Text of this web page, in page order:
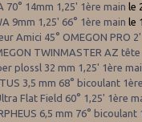
70° 14mm 1,25' 1ère main le
9mm 1,25' 66° 1ère main le
Amici 45° OMEGON PRO
TWINMASTER AZ
plossl 32 mm 1,25' 1ère
3,5 mm 68° bicoulant
Flat Field 60° 1,25' 1ère
6,5 mm 76° bicoulant